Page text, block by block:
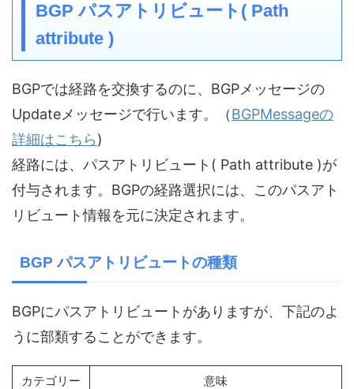
BGP パスアトリビュート( Path
attribute )
BGPでは経路を交換するのに、BGPメッセージの
Updateメッセージで行います。（BGPMessageの
詳細はこちら)
経路には、パスアトリビュート( Path attribute )が
付与されます。BGPの経路選択には、このパスアト
リビュート情報を元に決定されます。
BGP パスアトリビュートの種類
BGPにパスアトリビュートがありますが、下記のよ
うに部類することができます。
カテゴリー 意味